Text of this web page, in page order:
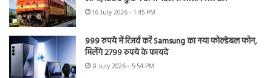
16 July 2026 - 1:45 PM
999 रुपये में रिजर्व करें Samsung का नया फोल्डेबल फोन,
मिलेंगे 2799 रुपये के फायदे
8 July 2026 - 5:54 PM